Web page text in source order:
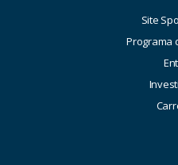
Site
Programa